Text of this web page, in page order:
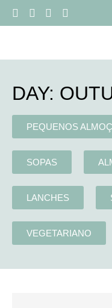
DAY:
PEQUENOS
SOPAS
LANCHES
VEGETARIANO